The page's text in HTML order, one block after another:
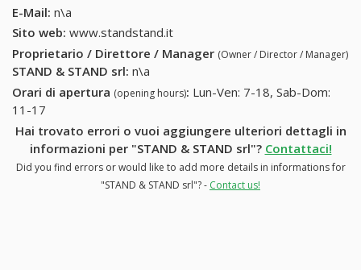
E-Mail: n\a
Sito web: www.standstand.it
Proprietario / Direttore / Manager (Owner / Director / Manager)
STAND & STAND srl: n\a
Orari di apertura (opening hours): Lun-Ven: 7-18, Sab-Dom:
11-17
Hai trovato errori o vuoi aggiungere ulteriori dettagli in
informazioni per "STAND & STAND srl"? Contattaci!
Did you find errors or would like to add more details in informations for
"STAND & STAND srl"? - Contact us!